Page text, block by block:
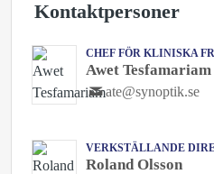
Kontaktpersoner
CHEF FÖR KLINISKA
Awet Tesfamariam
ate@synoptik.se
VERKSTÄLLANDE
Roland Olsson